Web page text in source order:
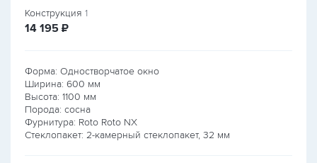
Конструкция 1
14 195 руб.
₽
Форма: Одностворчатое окно
Ширина: 600 мм
Высота: 1100 мм
Порода: сосна
Фурнитура: Roto Roto NX
Стеклопакет: 2-камерный стеклопакет, 32 мм